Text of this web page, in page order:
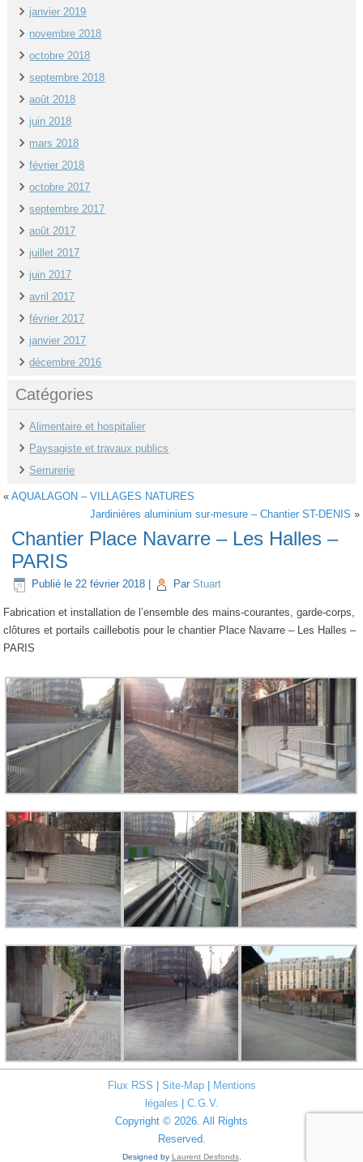
janvier 2019
novembre 2018
octobre 2018
septembre 2018
août 2018
juin 2018
mars 2018
février 2018
octobre 2017
septembre 2017
août 2017
juillet 2017
juin 2017
avril 2017
février 2017
janvier 2017
décembre 2016
Catégories
Alimentaire et hospitalier
Paysagiste et travaux publics
Serrurerie
«AQUALAGON – VILLAGES NATURES
Jardinières aluminium sur-mesure – Chantier ST-DENIS »
Chantier Place Navarre – Les Halles –
PARIS
Publié le 22 février 2018 Par Stuart
Fabrication et installation de l’ensemble des mains-courantes, garde-corps,
clôtures et portails caillebotis pour le chantier Place Navarre – Les Halles –
PARIS
Flux RSS Site-Map|
Mentions
légales
C.G.V.
Copyright © 2026. All Rights
Reserved.
Designed by Laurent Desfonds.